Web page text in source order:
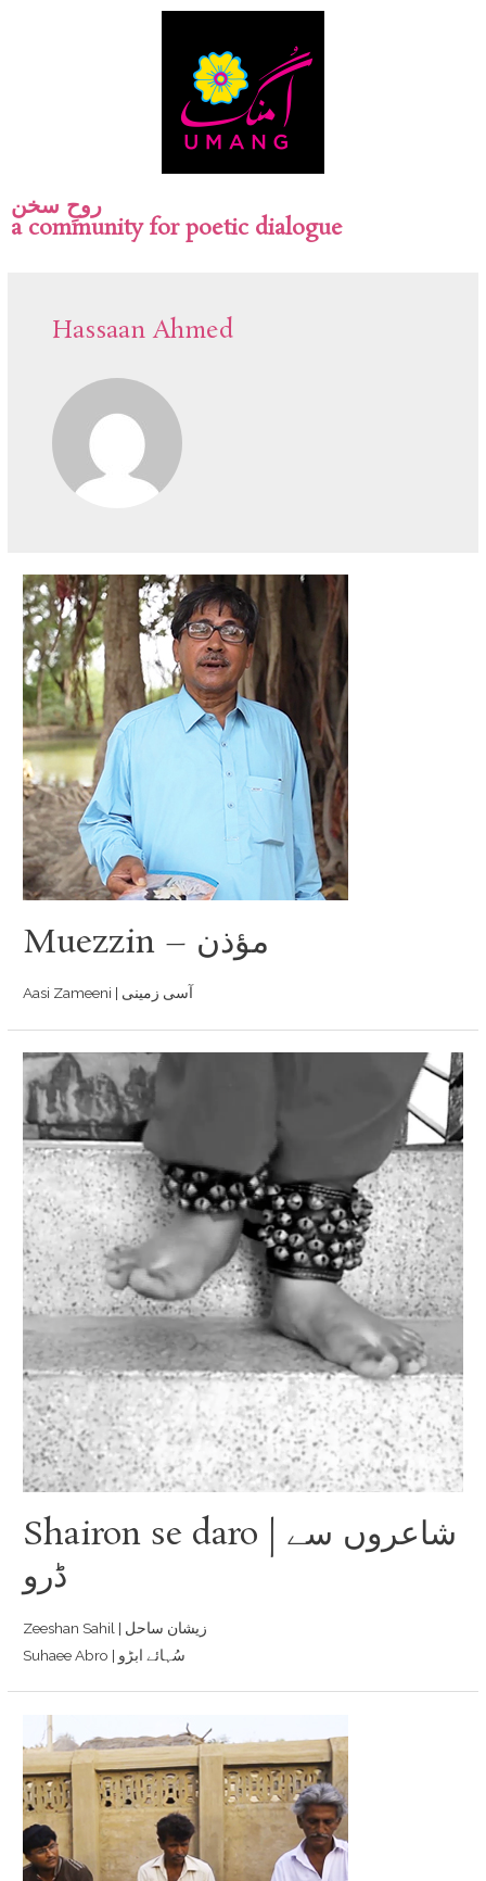
روحِ سخن
a community for poetic dialogue
Hassaan Ahmed
Muezzin – مؤذن
Aasi Zameeni | آسی زمینی
Shairon se daro | شاعروں سے
ڈرو
Zeeshan Sahil | زیشان ساحل
Suhaee Abro | سُہائے ابڑو